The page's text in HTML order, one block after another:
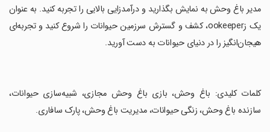
مدیر باغ وحش به نمایش بگذارید و درآمدزایی بالایی را تجربه کنید. به عنوان
یک زookeeper، کشف و گسترش سرزمین حیوانات را شروع کنید و تجربه‌ای
هیجان‌انگیز را در دنیای حیوانات به دست آورید.
‏کلمات کلیدی: باغ وحش، بازی باغ وحش مجازی، شبیه‌سازی حیوانات،
سازنده باغ وحش، زنگی حیوانات، مدیریت باغ وحش، پارک سافاری.